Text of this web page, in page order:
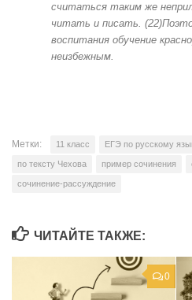
считаться таким же
читать и писать.
воспитания обучение
неизбежным.
Метки: 11 класс ЕГЭ по русскому
по тексту Чехова пример сочинения
сочинение-рассуждение
ЧИТАЙТЕ ТАКЖЕ:
0